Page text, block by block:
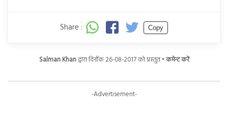
Share : Copy
Salman Khanद्वारा दिनाँक 26-08-2017 को प्रस्तुत •कमेन्ट करें
-Advertisement-